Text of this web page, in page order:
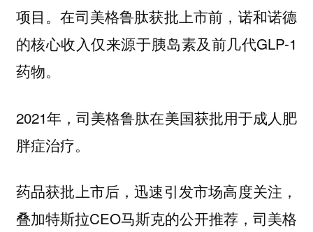
项目。在司美格鲁肽获批上市前，诺和诺德
的核心收入仅来源于胰岛素及前几代GLP-1
药物。
2021年，司美格鲁肽在美国获批用于成人肥
胖症治疗。
药品获批上市后，迅速引发市场高度关注，
叠加特斯拉CEO马斯克的公开推荐，司美格